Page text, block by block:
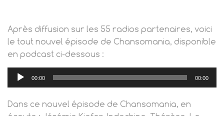
Après diffusion sur les 55 radios partenaires, voici
le tout nouvel épisode de Chansomania, disponible
en podcast ci-dessous :
Lecteur
audio
00:00 00:00
Dans ce nouvel épisode de Chansomania, en